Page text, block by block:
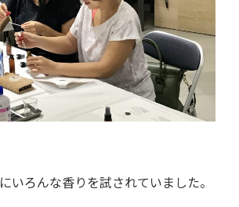
いろんな香りを試されていました。